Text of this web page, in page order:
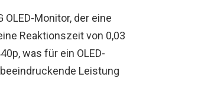
OLED-Monitor, der eine
Reaktionszeit von 0,03
was für ein OLED-
Leistung